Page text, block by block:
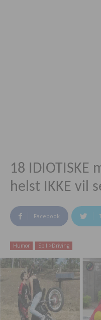
18 IDIOTISKE
helst IKKE vil
Facebook
Humor Spill>Driving